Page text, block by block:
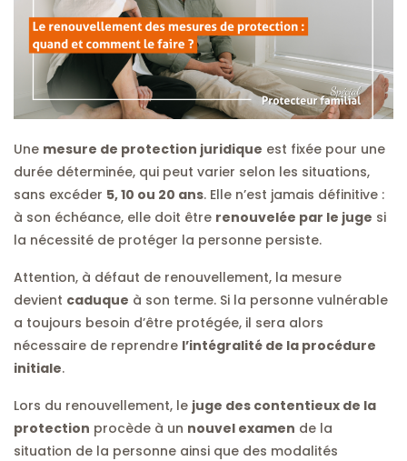
Une mesure de protection juridique est fixée pour une
durée déterminée, qui peut varier selon les situations,
sans excéder 5, 10 ou 20 ans. Elle n’est jamais définitive :
à son échéance, elle doit être renouvelée par le juge si
la nécessité de protéger la personne persiste.
Attention, à défaut de renouvellement, la mesure
devient caduque à son terme. Si la personne vulnérable
a toujours besoin d’être protégée, il sera alors
nécessaire de reprendre l’intégralité de la procédure
initiale.
Lors du renouvellement, le juge des contentieux de la
protection procède à un nouvel examen de la
situation de la personne ainsi que des modalités